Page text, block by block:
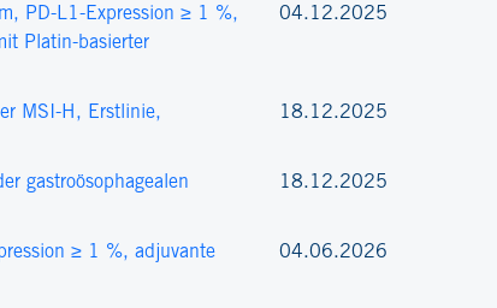
PD-L1-Expression ≥ 1 %,
Platin-basierter
04.12.2025
MSI-H, Erstlinie,
18.12.2025
gastroösophagealen
18.12.2025
≥ 1 %, adjuvante
04.06.2026